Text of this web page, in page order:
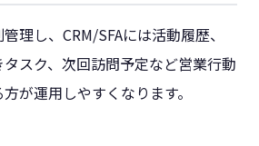
理し、CRM/SFAには活動履歴、
スク、次回訪問予定など営業行動
が運用しやすくなります。